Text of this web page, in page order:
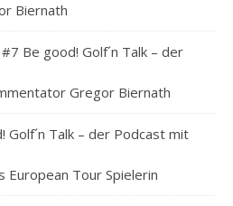
Biernath
#7 Be good! Golf´n Talk – der
Gregor Biernath
Golf´n Talk – der Podcast mit
European Tour Spielerin